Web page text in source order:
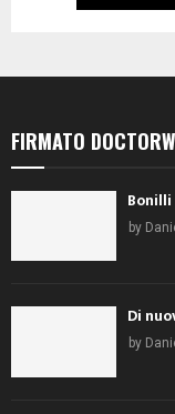
FIRMATO
by
Di
by